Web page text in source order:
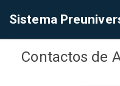
Sistema
Contactos de